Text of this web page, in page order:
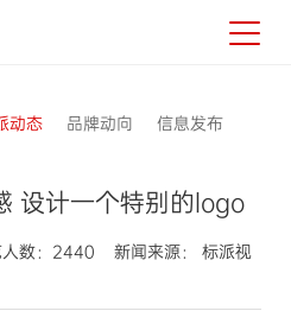
动态 品牌动向 信息发布
设计一个特别的logo
数：2440 新闻来源： 标派视